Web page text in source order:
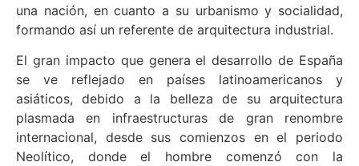
una nación, en cuanto a su urbanismo y socialidad,
formando así un referente de arquitectura industrial.
El gran impacto que genera el desarrollo de España
se ve reflejado en países latinoamericanos y
asiáticos, debido a la belleza de su arquitectura
plasmada en infraestructuras de gran renombre
internacional, desde sus comienzos en el periodo
Neolítico, donde el hombre comenzó con la